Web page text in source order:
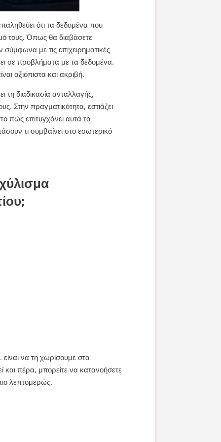
ότι τα δεδομένα που
τους. Όπως θα διαβάσετε
με τις επιχειρηματικές
σε προβλήματα με τα δεδομένα.
αξιόπιστα και ακριβή.
τη διαδικασία ανταλλαγής,
Στην πραγματικότητα, εστιάζει
πώς επιτυγχάνει αυτά τα
τι συμβαίνει στο εσωτερικό
να τη χωρίσουμε στα
πέρα, μπορείτε να κατανοήσετε
λεπτομερώς.